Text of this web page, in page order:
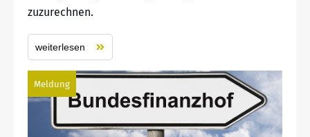
zuzurechnen.
weiterlesen
Meldung